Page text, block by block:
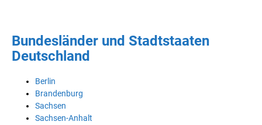
Bundesländer und Stadtstaaten
Deutschland
Berlin
Brandenburg
Sachsen
Sachsen-Anhalt